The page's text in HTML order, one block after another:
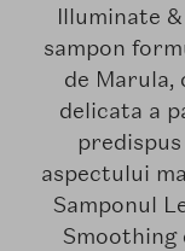
Illuminate
sampon
de
delicata a
aspectului
Samponul